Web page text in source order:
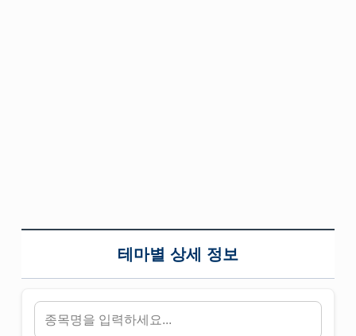
테마별 상세 정보